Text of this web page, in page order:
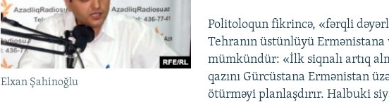
Elxan Şahinoğlu
Politoloqun fikrincə, «fərqli
Tehranın üstünlüyü Ermənistana
mümkündür: «İlk siqnalı artıq
qazını Gürcüstana Ermənistan
ötürməyi planlaşdırır. Halbuki